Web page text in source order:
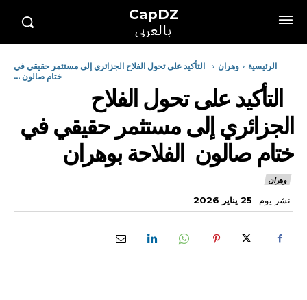
CapDZ
بالعربي
الرئيسية وهران
التأكيد على تحول الفلاح الجزائري إلى مستثمر حقيقي في
ختام صالون ...
التأكيد على تحول الفلاح
الجزائري إلى مستثمر حقيقي في
ختام صالون الفلاحة بوهران
وهران
نشر يوم 25 يناير 2026